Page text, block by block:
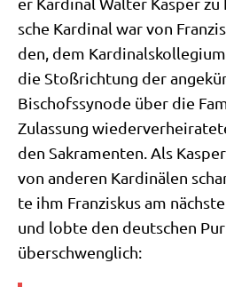
sche Kar­di­nal war von
den, dem
die Stoß­rich­tung der
Bischofs­syn­ode über die
Zulas­sung
den Sakra­men­ten. Als
von ande­ren Kar­di­nä­len
te ihm Fran­zis­kus am
und lob­te den deut­schen
überschwenglich: